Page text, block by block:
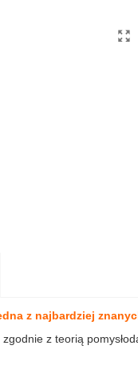
z najbardziej
z teorią